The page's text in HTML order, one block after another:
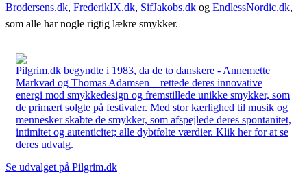
Brodersens.dk, FrederikIX.dk, SifJakobs.dk og EndlessNordic.dk,
som alle har nogle rigtig lækre smykker.
Pilgrim.dk begyndte i 1983, da de to danskere - Annemette
Markvad og Thomas Adamsen – rettede deres innovative
energi mod smykkedesign og fremstillede unikke smykker, som
de primært solgte på festivaler. Med stor kærlighed til musik og
mennesker skabte de smykker, som afspejlede deres spontanitet,
intimitet og autenticitet; alle dybtfølte værdier. Klik her for at se
deres udvalg.
Se udvalget på Pilgrim.dk